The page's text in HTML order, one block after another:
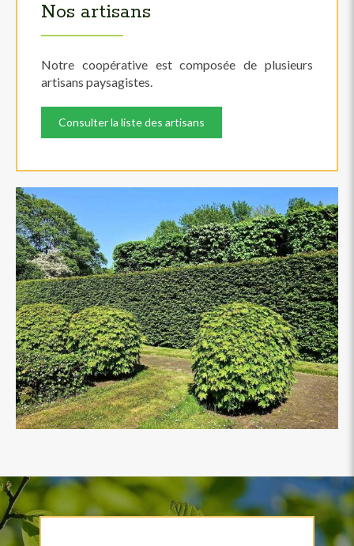
Nos artisans
Notre coopérative est composée de plusieurs
artisans paysagistes.
Consulter la liste des artisans